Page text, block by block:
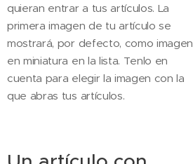
quieran entrar a tus artículos. La
primera imagen de tu artículo se
mostrará, por defecto, como imagen
en miniatura en la lista. Tenlo en
cuenta para elegir la imagen con la
que abras tus artículos.